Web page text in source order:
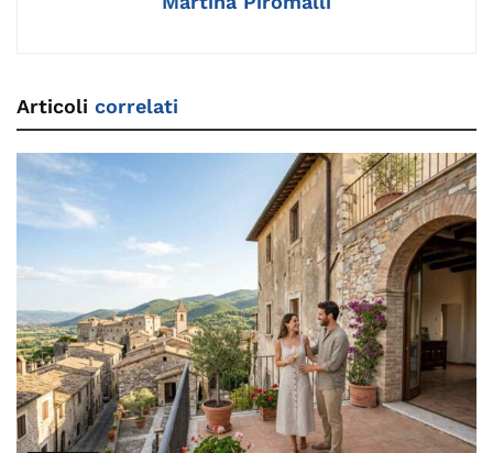
Articoli correlati